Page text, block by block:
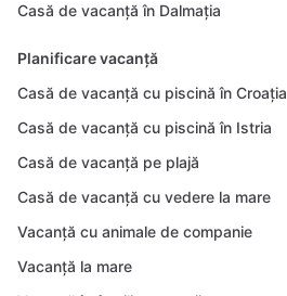
Casă de vacanță în Dalmația
Planificare vacanță
Casă de vacanță cu piscină în Croația
Casă de vacanță cu piscină în Istria
Casă de vacanță pe plajă
Casă de vacanță cu vedere la mare
Vacanță cu animale de companie
Vacanță la mare